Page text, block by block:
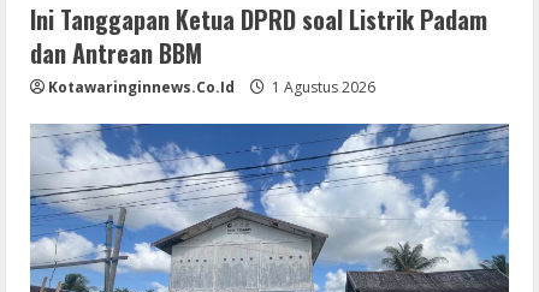
Ini Tanggapan Ketua DPRD soal Listrik Padam
dan Antrean BBM
Kotawaringinnews.co.id 1 Agustus 2026